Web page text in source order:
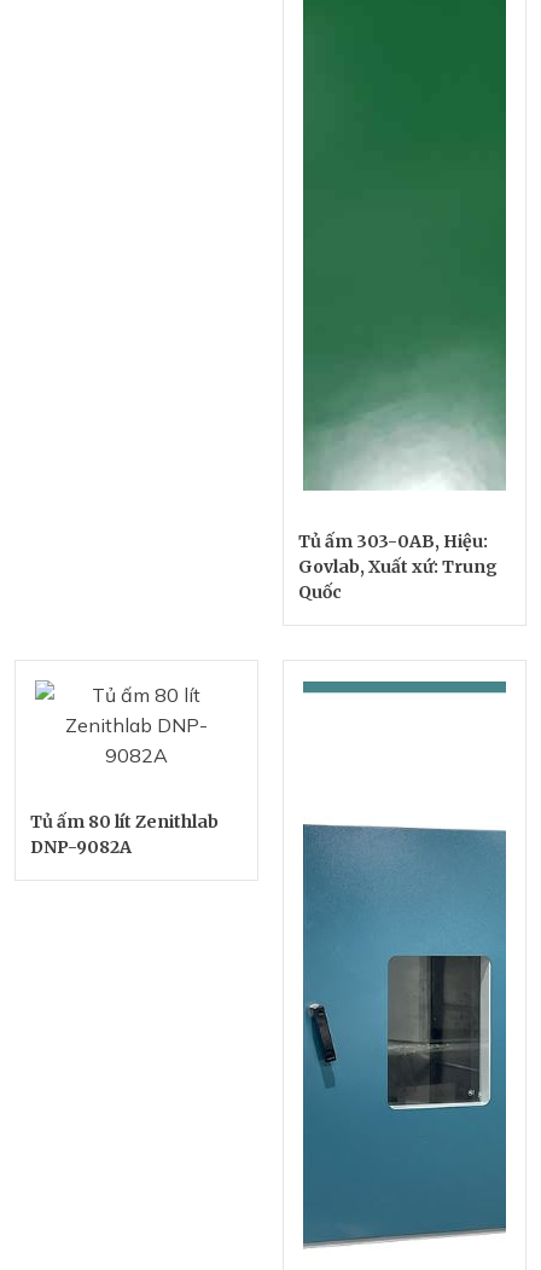
Tủ ấm 303-0AB, Hiệu:
Govlab, Xuất xứ: Trung
Quốc
Tủ ấm 80 lít Zenithlab
DNP-9082A